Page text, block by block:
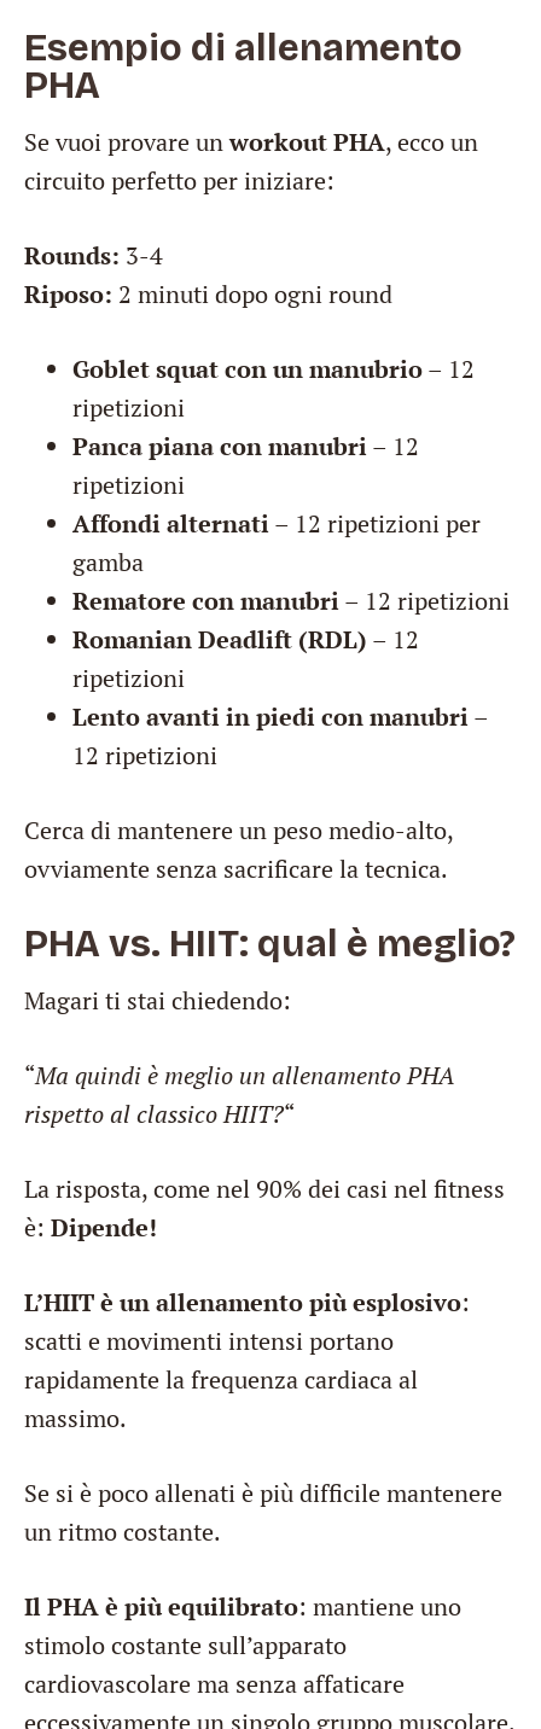
Esempio di allenamento
PHA
Se vuoi provare unworkout PHA, ecco un
circuito perfetto per iniziare:
Rounds: 3-4
Riposo: 2 minuti dopo ogni round
Goblet squat con un manubrio– 12
ripetizioni
Panca piana con manubri– 12
ripetizioni
Affondi alternati– 12 ripetizioni per
gamba
Rematore con manubri– 12 ripetizioni
Romanian Deadlift (RDL) – 12
ripetizioni
Lento avanti in piedi con manubri–
12 ripetizioni
Cerca di mantenere un peso medio-alto,
ovviamente senza sacrificare la tecnica.
PHA vs. HIIT: qual è meglio?
Magari ti stai chiedendo:
“Ma quindi è meglio un allenamento PHA
rispetto al classico HIIT?“
La risposta, come nel 90% dei casi nel fitness
è: Dipende!
L’HIIT è un allenamento più esplosivo:
scatti e movimenti intensi portano
rapidamente la frequenza cardiaca al
massimo.
Se si è poco allenati è più difficile mantenere
un ritmo costante.
Il PHA è più equilibrato: mantiene uno
stimolo costante sull’apparato
cardiovascolare ma senza affaticare
eccessivamente un singolo gruppo muscolare.